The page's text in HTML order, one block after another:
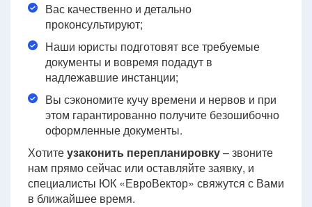
Вас качественно и детально
проконсультируют;
Наши юристы подготовят все требуемые
документы и вовремя подадут в
надлежавшие инстанции;
Вы сэкономите кучу времени и нервов и при
этом гарантированно получите безошибочно
оформленные документы.
Хотитеузаконить перепланировку– звоните
нам прямо сейчас или оставляйте заявку, и
специалисты ЮК «ЕвроВектор» свяжутся с Вами
в ближайшее время.